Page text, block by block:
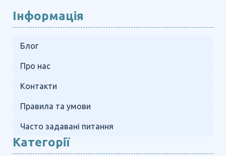
Інформація
Блог
Про нас
Контакти
Правила та умови
Часто задавані питання
Категорії